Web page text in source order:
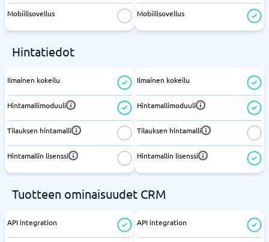
Mobiilisovellus Mobiilisovellus
Hintatiedot
Ilmainen kokeilu
Hintamallimoduuli
Tilauksen hintamalli
Hintamallin lisenssi
Ilmainen kokeilu
Hintamallimoduuli
Tilauksen hintamalli
Hintamallin lisenssi
Tuotteen ominaisuudet CRM
API integration API integration